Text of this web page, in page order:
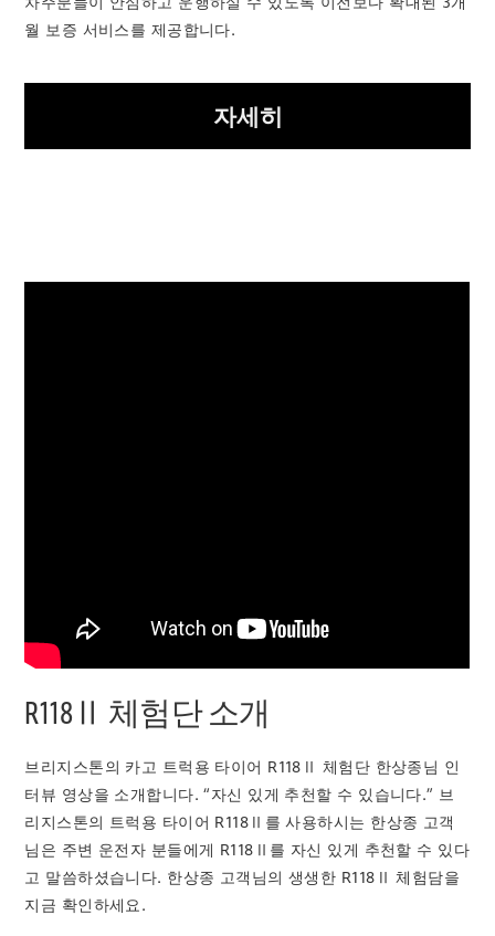
월 보증 서비스를 제공합니다.
자세히
R118Ⅱ 체험단 소개
브리지스톤의 카고 트럭용 타이어 R118Ⅱ 체험단 한상종님 인
터뷰 영상을 소개합니다. “자신 있게 추천할 수 있습니다.” 브
리지스톤의 트럭용 타이어 R118Ⅱ를 사용하시는 한상종 고객
님은 주변 운전자 분들에게 R118Ⅱ를 자신 있게 추천할 수 있다
고 말씀하셨습니다. 한상종 고객님의 생생한 R118Ⅱ 체험담을
지금 확인하세요.